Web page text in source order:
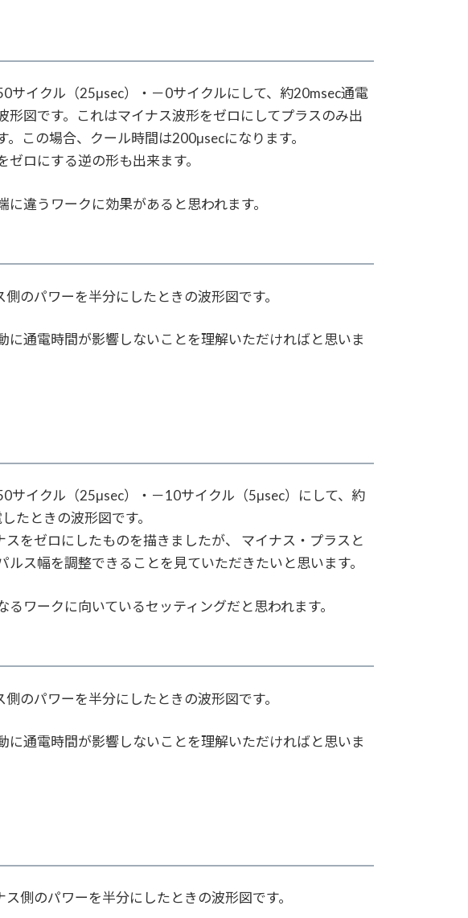
サイクル（25μsec）・－0サイクルにして、約20msec通電
形図です。これはマイナス波形をゼロにしてプラスのみ出
。この場合、クール時間は200μsecになります。
ゼロにする逆の形も出来ます。
違うワークに効果があると思われます。
のパワーを半分にしたときの波形図です。
に通電時間が影響しないことを理解いただければと思いま
サイクル（25μsec）・－10サイクル（5μsec）にして、約
たときの波形図です。
スをゼロにしたものを描きましたが、 マイナス・プラスと
ルス幅を調整できることを見ていただきたいと思います。
ワークに向いているセッティングだと思われます。
のパワーを半分にしたときの波形図です。
に通電時間が影響しないことを理解いただければと思いま
側のパワーを半分にしたときの波形図です。